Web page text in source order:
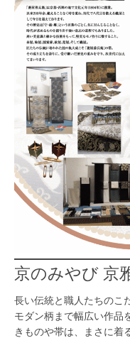
京のみやび 京
長い伝統と職人たちのこ
モダン柄まで幅広い作品
きものや帯は、まさに着